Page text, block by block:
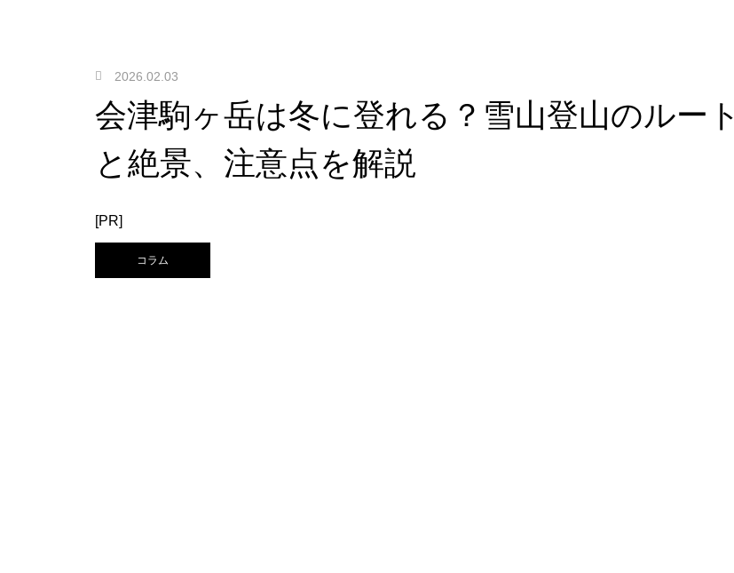
2026.02.03
会津駒ヶ岳は冬に登れる？雪山登山のルート
と絶景、注意点を解説
[PR]
コラム